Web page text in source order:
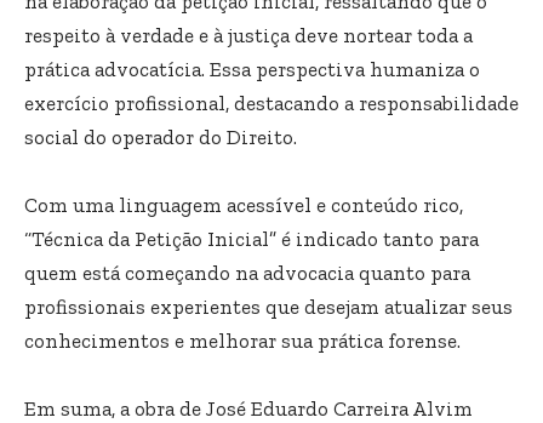
respeito à verdade e à justiça deve nortear toda a
prática advocatícia. Essa perspectiva humaniza o
exercício profissional, destacando a responsabilidade
social do operador do Direito.
Com uma linguagem acessível e conteúdo rico,
“Técnica da Petição Inicial” é indicado tanto para
quem está começando na advocacia quanto para
profissionais experientes que desejam atualizar seus
conhecimentos e melhorar sua prática forense.
Em suma, a obra de José Eduardo Carreira Alvim